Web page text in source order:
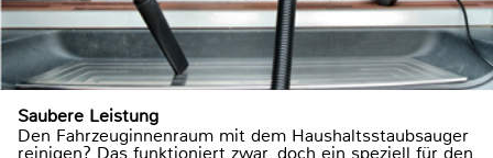
Saubere Leistung
Den Fahrzeuginnenraum mit dem Haushaltsstaubsauger
reinigen? Das funktioniert zwar, doch ein speziell für den